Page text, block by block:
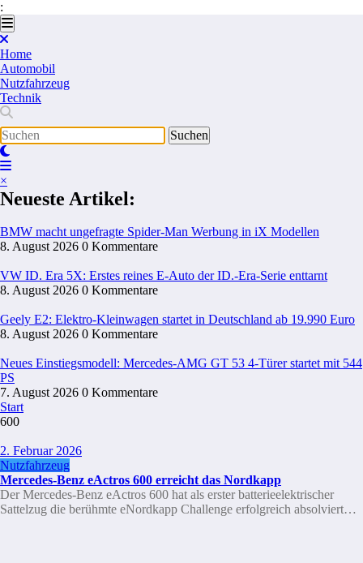
:
Zum
Inhalt
springen
Home
Automobil
Nutzfahrzeug
Technik
×
Neueste Artikel:
BMW macht ungefragte Spider-Man Werbung in iX Modellen
8. August 2026 0 Kommentare
VW ID. Era 5X: Erstes reines E-Auto der ID.-Era-Serie enttarnt
8. August 2026 0 Kommentare
Geely E2: Elektro-Kleinwagen startet in Deutschland ab 19.990 Euro
8. August 2026 0 Kommentare
Neues Einstiegsmodell: Mercedes-AMG GT 53 4-Türer startet mit 544
PS
7. August 2026 0 Kommentare
Start
600
2. Februar 2026
Nutzfahrzeug
Mercedes-Benz eActros 600 erreicht das Nordkapp
Der Mercedes-Benz eActros 600 hat als erster batterieelektrischer
Sattelzug die berühmte eNordkapp Challenge erfolgreich absolviert…